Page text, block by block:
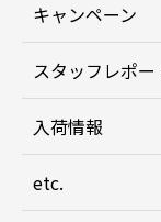
キャンペーン
スタッフレポー
入荷情報
etc.